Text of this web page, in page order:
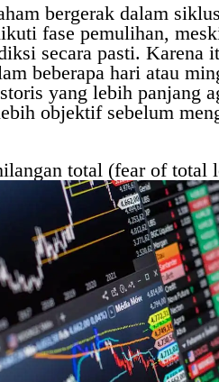
bergerak dalam
fase pemulihan,
secara pasti. Karena
beberapa hari atau
yang lebih panjang
objektif sebelum
total (fear of total